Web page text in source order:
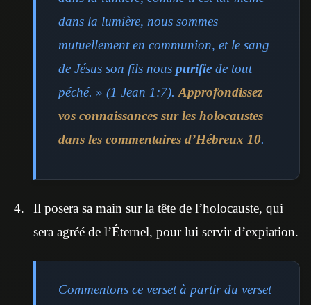
dans la lumière, nous sommes
mutuellement en communion, et le sang
de Jésus son fils nous purifie de tout
péché. » (1 Jean 1:7). Approfondissez
vos connaissances sur les holocaustes
dans les commentaires d’Hébreux 10.
Il posera sa main sur la tête de l’holocauste, qui
sera agréé de l’Éternel, pour lui servir d’expiation.
Commentons ce verset à partir du verset